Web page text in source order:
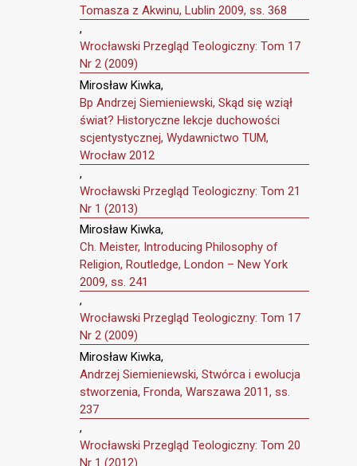
Tomasza z Akwinu, Lublin 2009, ss. 368
,
Wrocławski Przegląd Teologiczny: Tom 17
Nr 2 (2009)
Mirosław Kiwka,
Bp Andrzej Siemieniewski, Skąd się wziął
świat? Historyczne lekcje duchowości
scjentystycznej, Wydawnictwo TUM,
Wrocław 2012
,
Wrocławski Przegląd Teologiczny: Tom 21
Nr 1 (2013)
Mirosław Kiwka,
Ch. Meister, Introducing Philosophy of
Religion, Routledge, London – New York
2009, ss. 241
,
Wrocławski Przegląd Teologiczny: Tom 17
Nr 2 (2009)
Mirosław Kiwka,
Andrzej Siemieniewski, Stwórca i ewolucja
stworzenia, Fronda, Warszawa 2011, ss.
237
,
Wrocławski Przegląd Teologiczny: Tom 20
Nr 1 (2012)